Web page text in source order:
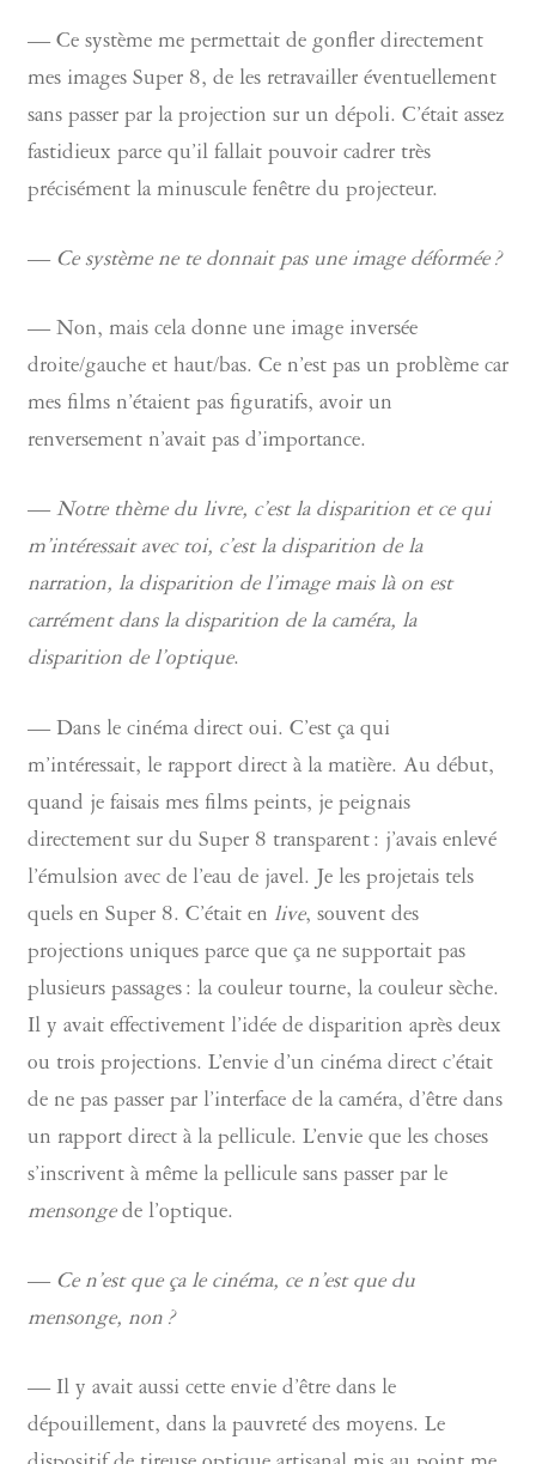
— Ce système me permettait de gonfler directement
mes images Super 8, de les retravailler éventuellement
sans passer par la projection sur un dépoli. C’était assez
fastidieux parce qu’il fallait pouvoir cadrer très
précisément la minuscule fenêtre du projecteur.
— Ce système ne te donnait pas une image déformée ?
— Non, mais cela donne une image inversée
droite/gauche et haut/bas. Ce n’est pas un problème car
mes films n’étaient pas figuratifs, avoir un
renversement n’avait pas d’importance.
— Notre thème du livre, c’est la disparition et ce qui
m’intéressait avec toi, c’est la disparition de la
narration, la disparition de l’image mais là on est
carrément dans la disparition de la caméra, la
disparition de l’optique.
— Dans le cinéma direct oui. C’est ça qui
m’intéressait, le rapport direct à la matière. Au début,
quand je faisais mes films peints, je peignais
directement sur du Super 8 transparent : j’avais enlevé
l’émulsion avec de l’eau de javel. Je les projetais tels
quels en Super 8. C’était en live, souvent des
projections uniques parce que ça ne supportait pas
plusieurs passages : la couleur tourne, la couleur sèche.
Il y avait effectivement l’idée de disparition après deux
ou trois projections. L’envie d’un cinéma direct c’était
de ne pas passer par l’interface de la caméra, d’être dans
un rapport direct à la pellicule. L’envie que les choses
s’inscrivent à même la pellicule sans passer par le
mensongede l’optique.
— Ce n’est que ça le cinéma, ce n’est que du
mensonge, non ?
— Il y avait aussi cette envie d’être dans le
dépouillement, dans la pauvreté des moyens. Le